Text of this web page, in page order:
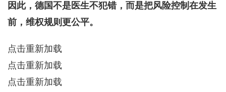
因此，德国不是医生不犯错，而是把风险控制在发生
前，维权规则更公平。
点击重新加载
点击重新加载
点击重新加载